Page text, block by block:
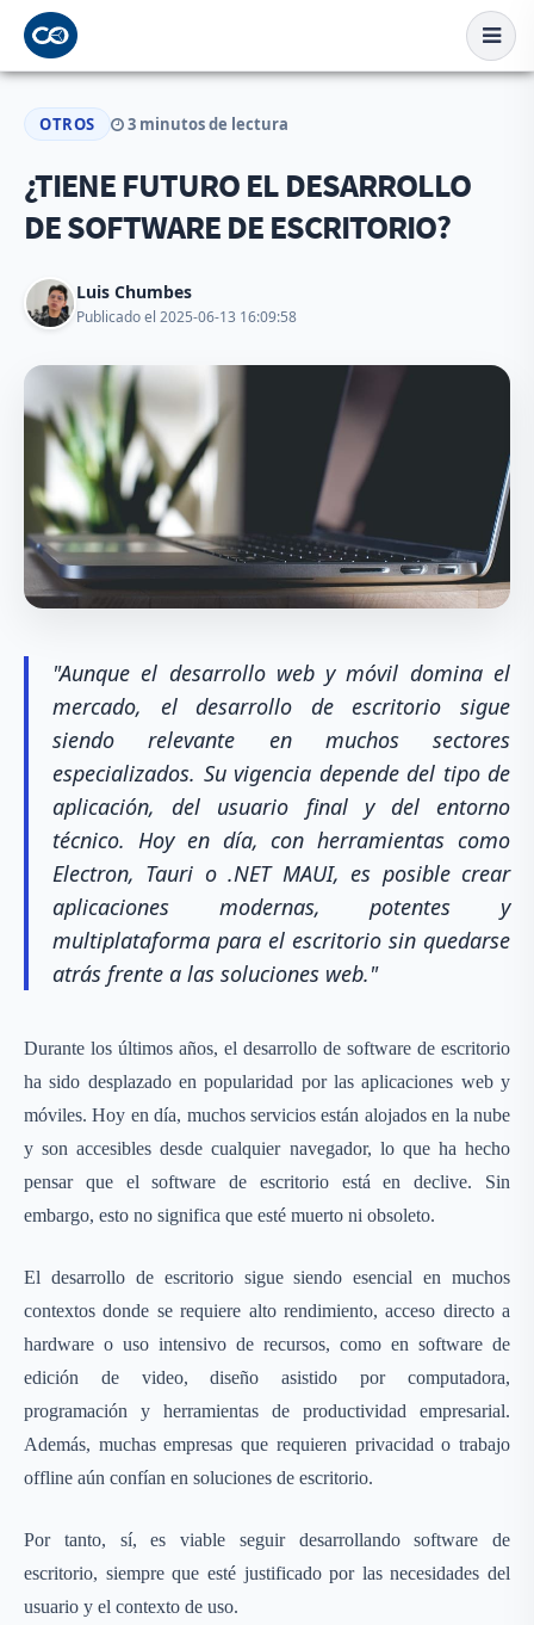
OTROS 3 minutos de lectura
¿TIENE FUTURO EL DESARROLLO
DE SOFTWARE DE ESCRITORIO?
Luis Chumbes
Publicado el 2025-06-13 16:09:58
"Aunque el desarrollo web y móvil domina el
mercado, el desarrollo de escritorio sigue
siendo relevante en muchos sectores
especializados. Su vigencia depende del tipo de
aplicación, del usuario final y del entorno
técnico. Hoy en día, con herramientas como
Electron, Tauri o .NET MAUI, es posible crear
aplicaciones modernas, potentes y
multiplataforma para el escritorio sin quedarse
atrás frente a las soluciones web."
Durante los últimos años, el desarrollo de software de escritorio
ha sido desplazado en popularidad por las aplicaciones web y
móviles. Hoy en día, muchos servicios están alojados en la nube
y son accesibles desde cualquier navegador, lo que ha hecho
pensar que el software de escritorio está en declive. Sin
embargo, esto no significa que esté muerto ni obsoleto.
El desarrollo de escritorio sigue siendo esencial en muchos
contextos donde se requiere alto rendimiento, acceso directo a
hardware o uso intensivo de recursos, como en software de
edición de video, diseño asistido por computadora,
programación y herramientas de productividad empresarial.
Además, muchas empresas que requieren privacidad o trabajo
offline aún confían en soluciones de escritorio.
Por tanto, sí, es viable seguir desarrollando software de
escritorio, siempre que esté justificado por las necesidades del
usuario y el contexto de uso.